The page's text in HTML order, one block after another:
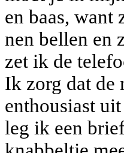
en baas,
nen bellen en
zet ik de
Ik zorg dat de
en­thousiast
leg ik een